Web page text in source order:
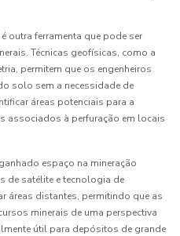
outra ferramenta que pode ser
Técnicas geofísicas, como a
permitem que os engenheiros
solo sem a necessidade de
áreas potenciais para a
associados à perfuração em locais
espaço na mineração
de satélite e tecnologia de
áreas distantes, permitindo que as
minerais de uma perspectiva
útil para depósitos de grande